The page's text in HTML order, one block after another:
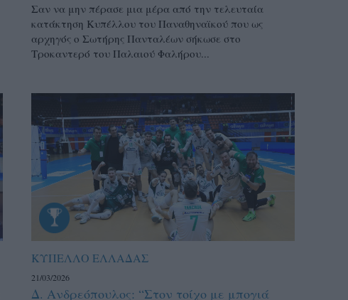
Σαν να μην πέρασε μια μέρα από την τελευταία
κατάκτηση Κυπέλλου του Παναθηναϊκού που ως
αρχηγός ο Σωτήρης Πανταλέων σήκωσε στο
Τροκαντερό του Παλαιού Φαλήρου...
ΚΥΠΕΛΛΟ ΕΛΛΑΔΑΣ
21/03/2026
Δ. Ανδρεόπουλος: “Στον τοίχο με μπογιά